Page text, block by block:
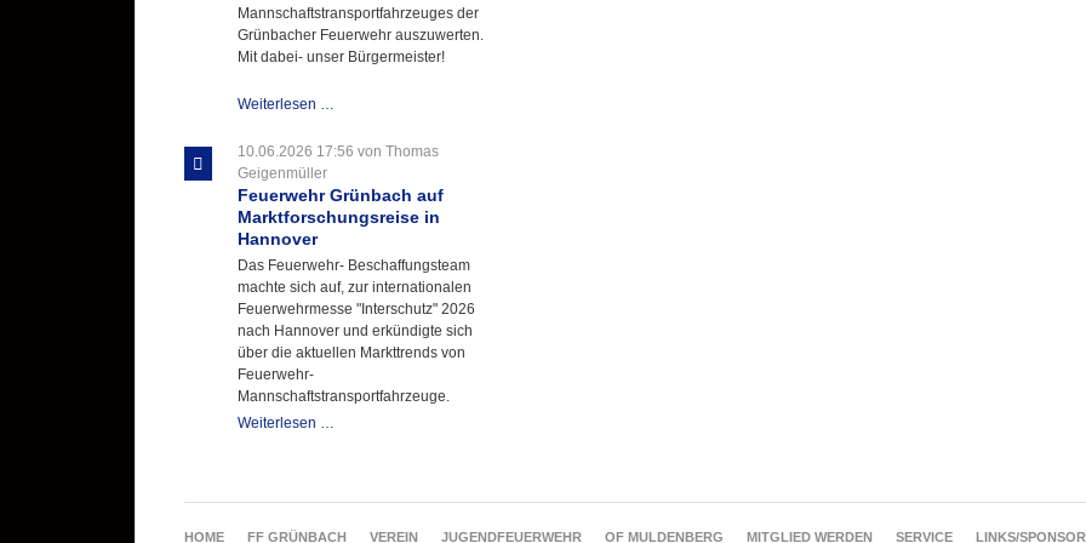
Mannschaftstransportfahrzeuges der
Grünbacher Feuerwehr auszuwerten.
Mit dabei- unser Bürgermeister!
Weiterlesen …
Informationen
Hannover
aus
10.06.2026 17:56 von Thomas
Geigenmüller
Feuerwehr Grünbach auf
Marktforschungsreise in
Hannover
Das Feuerwehr- Beschaffungsteam
machte sich auf, zur internationalen
Feuerwehrmesse "Interschutz" 2026
nach Hannover und erkündigte sich
über die aktuellen Markttrends von
Feuerwehr-
Mannschaftstransportfahrzeuge.
Weiterlesen …
in
Hannover
NAVIGATION
HOME FF GRÜNBACH VEREIN JUGENDFEUERWEHR OF MULDENBERG MITGLIED WERDEN SERVICE LINKS/